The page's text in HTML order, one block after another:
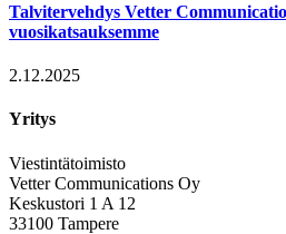
Talvitervehdys Vetter
vuosikatsauksemme
2.12.2025
Yritys
Viestintätoimisto
Vetter Communications Oy
Keskustori 1 A 12
33100 Tampere